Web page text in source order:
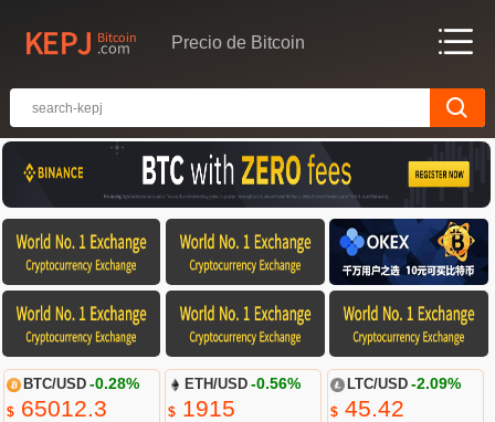
Precio de Bitcoin
BTC/USD -0.28%
$65012.3
ETH/USD -0.56%
$ 1915
LTC/USD -2.09%
$45.42